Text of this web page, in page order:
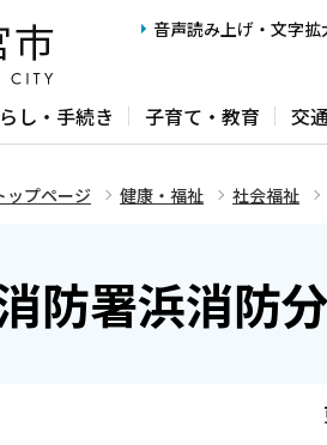
音声読み上げ・文字拡
し・手続き 子育て・教育 交
ップページ 健康・福祉 社会福祉
防署浜消防